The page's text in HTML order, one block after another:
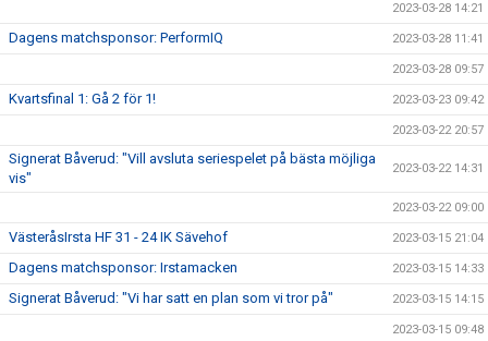
2023-03-28 14:21
Dagens matchsponsor: PerformIQ 2023-03-28 11:41
2023-03-28 09:57
Kvartsfinal 1: Gå 2 för 1! 2023-03-23 09:42
2023-03-22 20:57
Signerat Båverud: "Vill avsluta seriespelet på bästa möjliga
vis"
2023-03-22 14:31
2023-03-22 09:00
VästeråsIrsta HF 31 - 24 IK Sävehof 2023-03-15 21:04
Dagens matchsponsor: Irstamacken 2023-03-15 14:33
Signerat Båverud: "Vi har satt en plan som vi tror på" 2023-03-15 14:15
2023-03-15 09:48